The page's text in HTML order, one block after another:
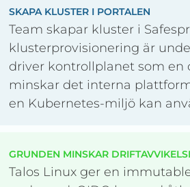
SKAPA KLUSTER I PORTALEN
Team skapar kluster i
klusterprovisionering är
driver kontrollplanet som en
minskar det interna
en Kubernetes-miljö kan
GRUNDEN MINSKAR
Talos Linux ger en